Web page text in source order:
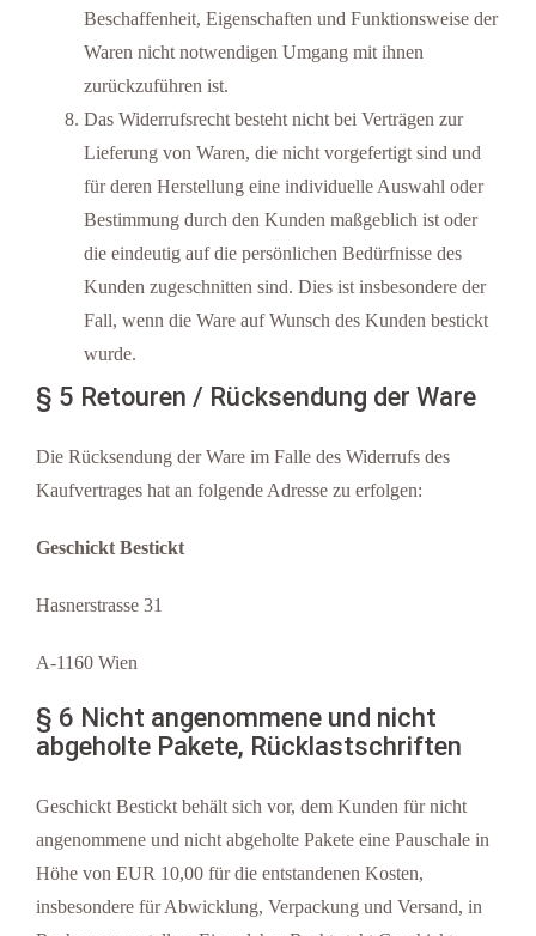
Beschaffenheit, Eigenschaften und Funktionsweise der
Waren nicht notwendigen Umgang mit ihnen
zurückzuführen ist.
Das Widerrufsrecht besteht nicht bei Verträgen zur
Lieferung von Waren, die nicht vorgefertigt sind und
für deren Herstellung eine individuelle Auswahl oder
Bestimmung durch den Kunden maßgeblich ist oder
die eindeutig auf die persönlichen Bedürfnisse des
Kunden zugeschnitten sind. Dies ist insbesondere der
Fall, wenn die Ware auf Wunsch des Kunden bestickt
wurde.
§ 5 Retouren / Rücksendung der Ware
Die Rücksendung der Ware im Falle des Widerrufs des
Kaufvertrages hat an folgende Adresse zu erfolgen:
Geschickt Bestickt
Hasnerstrasse 31
A-1160 Wien
§ 6 Nicht angenommene und nicht
abgeholte Pakete, Rücklastschriften
Geschickt Bestickt behält sich vor, dem Kunden für nicht
angenommene und nicht abgeholte Pakete eine Pauschale in
Höhe von EUR 10,00 für die entstandenen Kosten,
insbesondere für Abwicklung, Verpackung und Versand, in